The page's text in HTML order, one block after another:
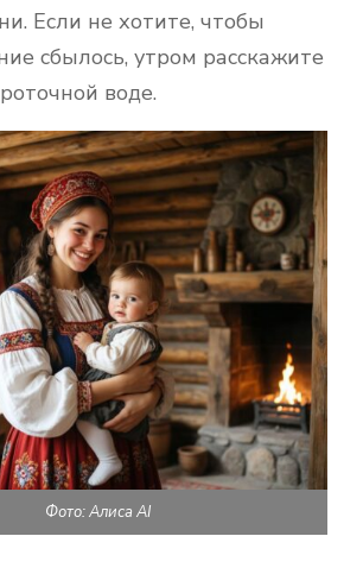
Если не хотите, чтобы
сбылось, утром расскажите
воде.
Фото: Алиса AI